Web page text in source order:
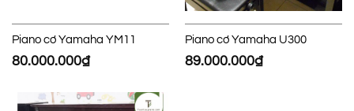
Piano cơ Yamaha YM11
80.000.000₫
Piano cơ Yamaha U300
89.000.000₫